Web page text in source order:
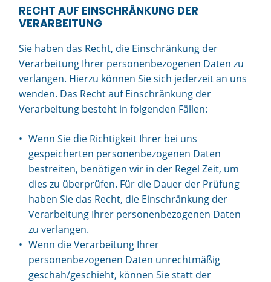
RECHT AUF EINSCHRÄNKUNG DER
VERARBEITUNG
Sie haben das Recht, die Einschränkung der
Verarbeitung Ihrer personenbezogenen Daten zu
verlangen. Hierzu können Sie sich jederzeit an uns
wenden. Das Recht auf Einschränkung der
Verarbeitung besteht in folgenden Fällen:
Wenn Sie die Richtigkeit Ihrer bei uns
gespeicherten personenbezogenen Daten
bestreiten, benötigen wir in der Regel Zeit, um
dies zu überprüfen. Für die Dauer der Prüfung
haben Sie das Recht, die Einschränkung der
Verarbeitung Ihrer personenbezogenen Daten
zu verlangen.
Wenn die Verarbeitung Ihrer
personenbezogenen Daten unrechtmäßig
geschah/geschieht, können Sie statt der